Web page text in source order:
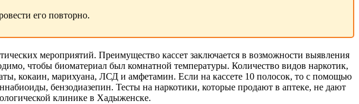
его повторно.
мероприятий. Преимущество кассет заключается в возможности выявления
чтобы биоматериал был комнатной температуры. Количество видов наркотик,
кокаин, марихуана, ЛСД и амфетамин. Если на кассете 10 полосок, то с помощью
бензодиазепин. Тесты на наркотики, которые продают в аптеке, не дают
клинике в Хадыженске.